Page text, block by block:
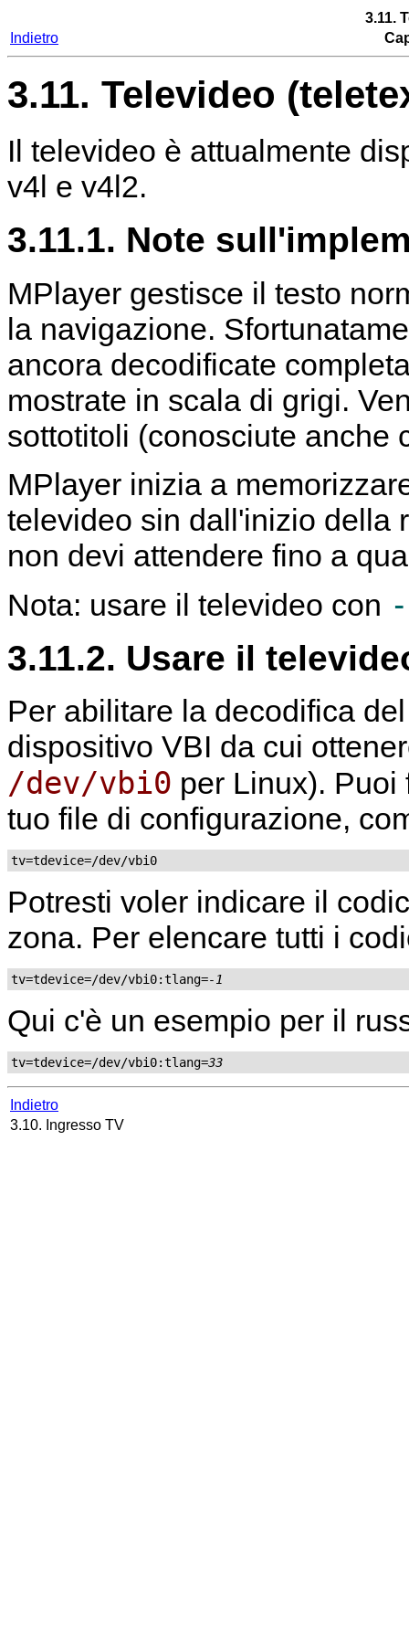
3.11.
Indietro
3.11. Televideo
Il televideo è attualmente
v4l e v4l2.
3.11.1. Note
MPlayer gestisce il testo
la navigazione.
ancora decodificate
mostrate in scala di grigi.
sottotitoli (conosciute anche
MPlayer inizia a
televideo sin dall'inizio della
non devi attendere fino a
Nota: usare il televideo con
3.11.2. Usare il
Per abilitare la decodifica
dispositivo VBI da cui
/dev/vbi0 per Linux).
tuo file di configurazione,
tv=tdevice=/dev/vbi0
Potresti voler indicare il
zona. Per elencare tutti i
tv=tdevice=/dev/vbi0:tlang=-1
Qui c'è un esempio per il
tv=tdevice=/dev/vbi0:tlang=33
Indietro
3.10. Ingresso TV